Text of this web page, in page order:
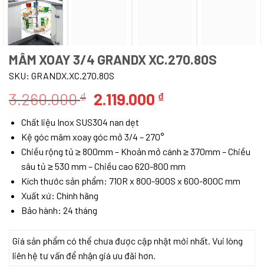
MÂM XOAY 3/4 GRANDX XC.270.80S
SKU: GRANDX.XC.270.80S
3.260.000₫ Giá
là:
3.260.000 ₫.
2.119.000 ₫Giá
tại
là:
2.119.000 ₫.
Chất liệu Inox SUS304 nan dẹt
Kệ góc mâm xoay góc mở 3/4 – 270°
Chiều rộng tủ ≥ 800mm – Khoản mở cánh ≥ 370mm – Chiều
sâu tủ ≥ 530 mm – Chiều cao 620-800 mm
Kích thước sản phẩm: 710R x 800-900S x 600-800C mm
Xuất xứ: Chính hãng
Bảo hành: 24 tháng
Giá sản phẩm có thể chưa được cập nhật mới nhất. Vui lòng
liên hệ tư vấn để nhận giá ưu đãi hơn.